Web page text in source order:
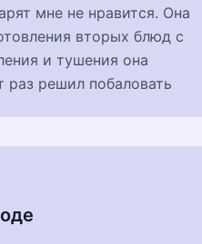
мне не нравится. Она
вторых блюд с
и тушения она
решил побаловать